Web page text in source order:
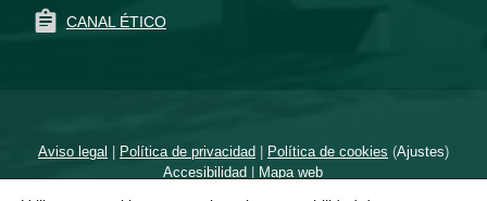
CANAL ÉTICO
Aviso legal | Política de privacidad| Política de cookies (Ajustes)
Accesibilidad | Mapa web